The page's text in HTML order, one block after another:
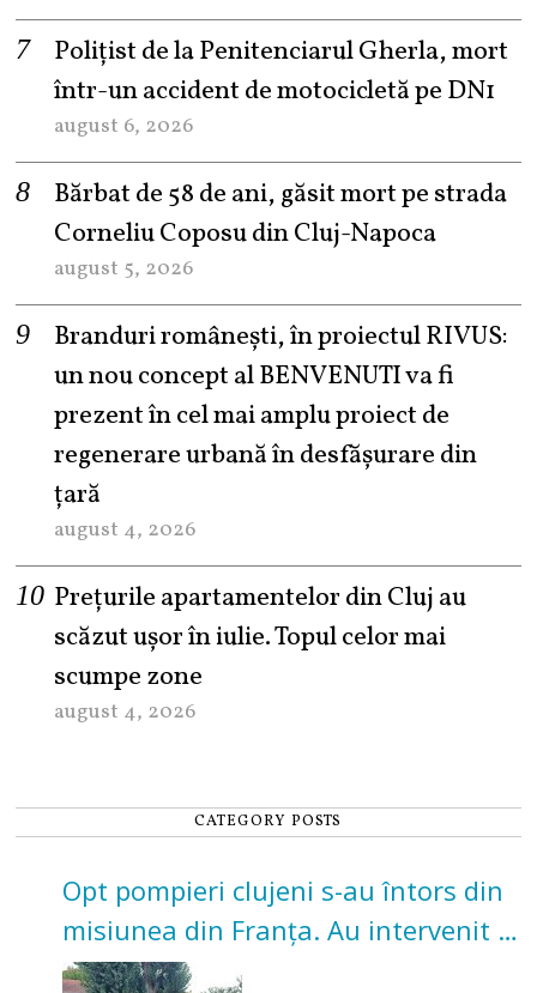
Polițist de la Penitenciarul Gherla, mort
într-un accident de motocicletă pe DN1
august 6, 2026
Bărbat de 58 de ani, găsit mort pe strada
Corneliu Coposu din Cluj-Napoca
august 5, 2026
Branduri românești, în proiectul RIVUS:
un nou concept al BENVENUTI va fi
prezent în cel mai amplu proiect de
regenerare urbană în desfășurare din
țară
august 4, 2026
Prețurile apartamentelor din Cluj au
scăzut ușor în iulie. Topul celor mai
scumpe zone
august 4, 2026
CATEGORY POSTS
Opt pompieri clujeni s-au întors din
misiunea din Franța. Au intervenit la
incendii de vegetație și pădure